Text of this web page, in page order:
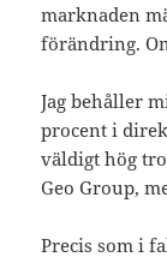
marknaden
förändring.
Jag behåller
procent i
väldigt hög
Geo Group,
Precis som i